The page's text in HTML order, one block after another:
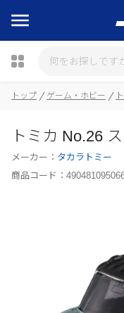
トップ ゲーム・ホビー
トミカ No.26
メーカー： タカラトミー
商品コード：